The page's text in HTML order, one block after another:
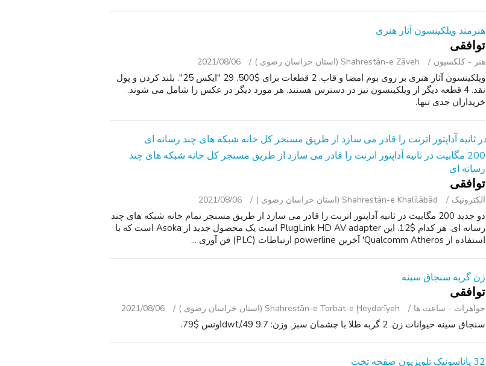
هنرمند ویلکینسون آثار هنری
توافقی
هنر - کلکسیون Shahrestān-e Zāveh (استان خراسان رضوی ) 2021/08/06
ویلکینسون آثار هنری بر روی بوم امضا و قاب. 2 قطعات برای $500. 29 "ایکس 25". بلند کردن و پول
نقد. 4 قطعه دیگر از ویلکینسون نیز در دسترس هستند. هر مورد دیگر در عکس را شامل می شوند.
خریداران جدی تنها.
200 مگابیت در ثانیه آداپتور اترنت را قادر می سازد از طریق مسنجر کل خانه شبکه های چند
رسانه ای
توافقی
الکترونیک Shahrestān-e Khalīlābād (استان خراسان رضوی ) 2021/08/06
دو جدید 200 مگابیت در ثانیه آداپتور اترنت را قادر می سازد از طریق مسنجر تمام خانه شبکه های چند
رسانه ای. هر کدام $12. این PlugLink HD AV adapter است یک محصول جدید از Asoka است که با
استفاده از Qualcomm Atheros' آخرین powerline ارتباطات (PLC) فن آوری ...
زن گربه سنجاق سینه
توافقی
جواهرات - ساعت ‌ها Shahrestān-e Torbat-e Ḩeydarīyeh (استان خراسان رضوی ) 2021/08/06
سنجاق سینه حیوانات زن. 2 گربه طلا با چشمان سبز. وزن: 9.7 dwt/.49اونس $79.
32 پاناسونیک تلویزیون صفحه تخت